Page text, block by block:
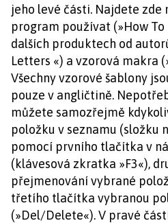
jeho levé části. Najdete zde
program používat (»How To
dalších produktech od
Letters «) a vzorová makra
Všechny vzorové šablony
pouze v angličtině.
můžete samozřejmě
položku v seznamu (složku
pomocí prvního tlačítka v
(klávesová zkratka »F3«),
přejmenování vybrané
třetího tlačítka vybranou
(»Del/Delete«). V pravé